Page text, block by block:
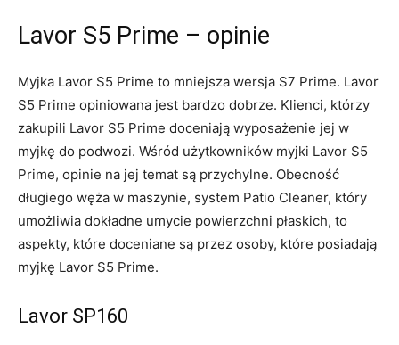
Lavor S5 Prime – opinie
Myjka Lavor S5 Prime to mniejsza wersja S7 Prime. Lavor
S5 Prime opiniowana jest bardzo dobrze. Klienci, którzy
zakupili Lavor S5 Prime doceniają wyposażenie jej w
myjkę do podwozi. Wśród użytkowników myjki Lavor S5
Prime, opinie na jej temat są przychylne. Obecność
długiego węża w maszynie, system Patio Cleaner, który
umożliwia dokładne umycie powierzchni płaskich, to
aspekty, które doceniane są przez osoby, które posiadają
myjkę Lavor S5 Prime.
Lavor SP160